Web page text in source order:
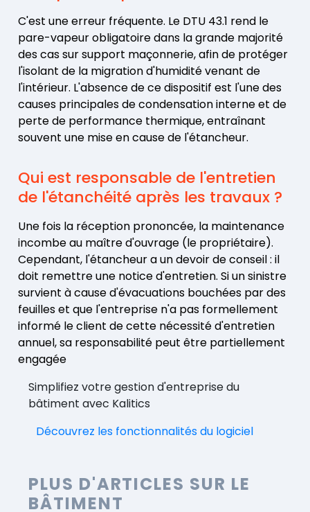
C'est une erreur fréquente. Le DTU 43.1 rend le
pare-vapeur obligatoire dans la grande majorité
des cas sur support maçonnerie, afin de protéger
l'isolant de la migration d'humidité venant de
l'intérieur. L'absence de ce dispositif est l'une des
causes principales de condensation interne et de
perte de performance thermique, entraînant
souvent une mise en cause de l'étancheur.
Qui est responsable de l'entretien
de l'étanchéité après les travaux ?
Une fois la réception prononcée, la maintenance
incombe au maître d'ouvrage (le propriétaire).
Cependant, l'étancheur a un devoir de conseil : il
doit remettre une notice d'entretien. Si un sinistre
survient à cause d'évacuations bouchées par des
feuilles et que l'entreprise n'a pas formellement
informé le client de cette nécessité d'entretien
annuel, sa responsabilité peut être partiellement
engagée
Simplifiez votre gestion d'entreprise du
bâtiment avec Kalitics
Découvrez les fonctionnalités du logiciel
PLUS D'ARTICLES SUR LE
BÂTIMENT